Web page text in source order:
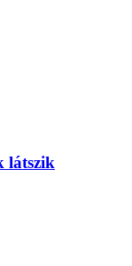
látszik